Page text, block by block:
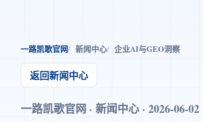
一路凯歌官网 新闻中心 企业AI与GEO洞察
返回新闻中心
一路凯歌官网 · 新闻中心 · 2026-06-02